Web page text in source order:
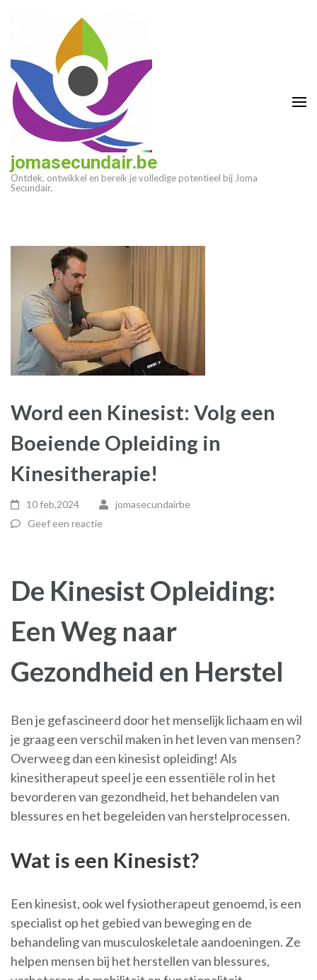
(druk
enter)
jomasecundair.be
Ontdek, ontwikkel en bereik je volledige potentieel bij Joma
Secundair.
Word een Kinesist: Volg een
Boeiende Opleiding in
Kinesitherapie!
10 feb,2024
jomasecundairbe
Geef een reactie
De Kinesist Opleiding:
Een Weg naar
Gezondheid en Herstel
Ben je gefascineerd door het menselijk lichaam en wil
je graag een verschil maken in het leven van mensen?
Overweeg dan een kinesist opleiding! Als
kinesitherapeut speel je een essentiële rol in het
bevorderen van gezondheid, het behandelen van
blessures en het begeleiden van herstelprocessen.
Wat is een Kinesist?
Een kinesist, ook wel fysiotherapeut genoemd, is een
specialist op het gebied van beweging en de
behandeling van musculoskeletale aandoeningen. Ze
helpen mensen bij het herstellen van blessures,